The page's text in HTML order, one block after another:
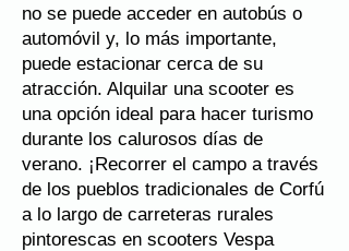
no se puede acceder en autobús o
automóvil y, lo más importante,
puede estacionar cerca de su
atracción. Alquilar una scooter es
una opción ideal para hacer turismo
durante los calurosos días de
verano. ¡Recorrer el campo a través
de los pueblos tradicionales de Corfú
a lo largo de carreteras rurales
pintorescas en scooters Vespa